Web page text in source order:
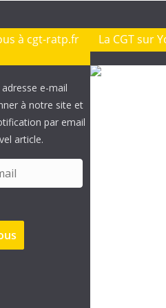
à cgt-ratp.fr
e-mail
à notre site et
par email
article.
La CGT sur